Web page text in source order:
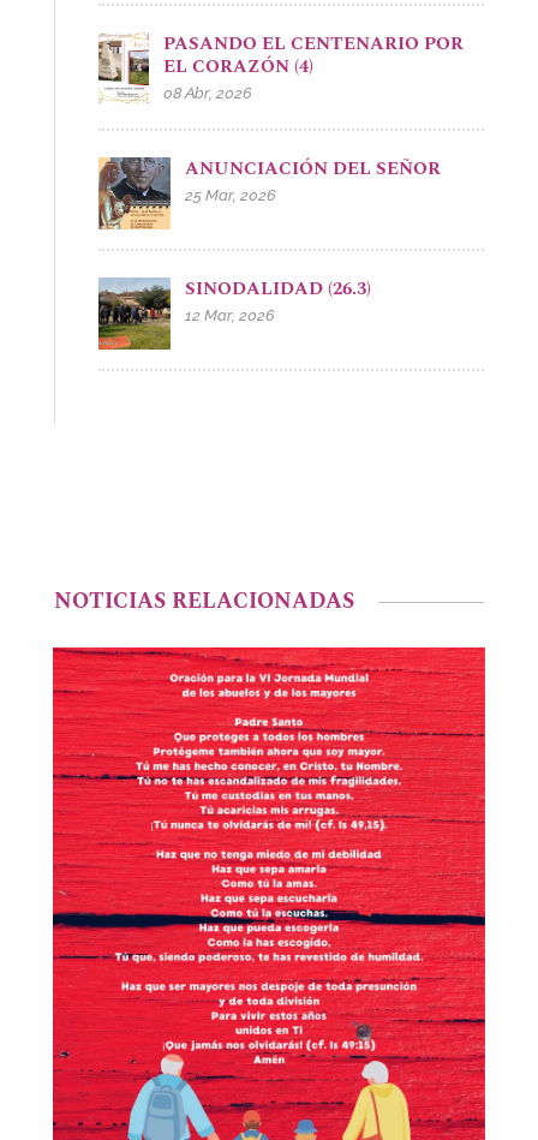
PASANDO EL CENTENARIO POR
EL CORAZÓN (4)
08 Abr, 2026
ANUNCIACIÓN DEL SEÑOR
25 Mar, 2026
SINODALIDAD (26.3)
12 Mar, 2026
NOTICIAS RELACIONADAS